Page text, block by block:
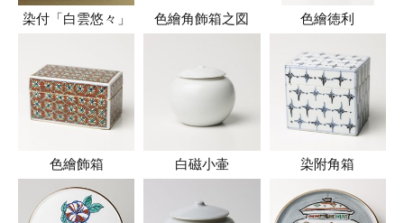
染付「白雲悠々」 色繪角飾箱之図 色繪徳利
色繪飾箱 白磁小壷 染附角箱